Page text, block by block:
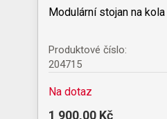
Modulární stojan na
Produktové číslo:
204715
Na dotaz
1 900,00 Kč